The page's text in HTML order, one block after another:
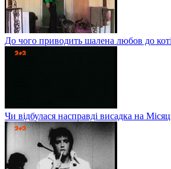
До чого приводить шалена любов до
Чи відбулася насправді висадка на